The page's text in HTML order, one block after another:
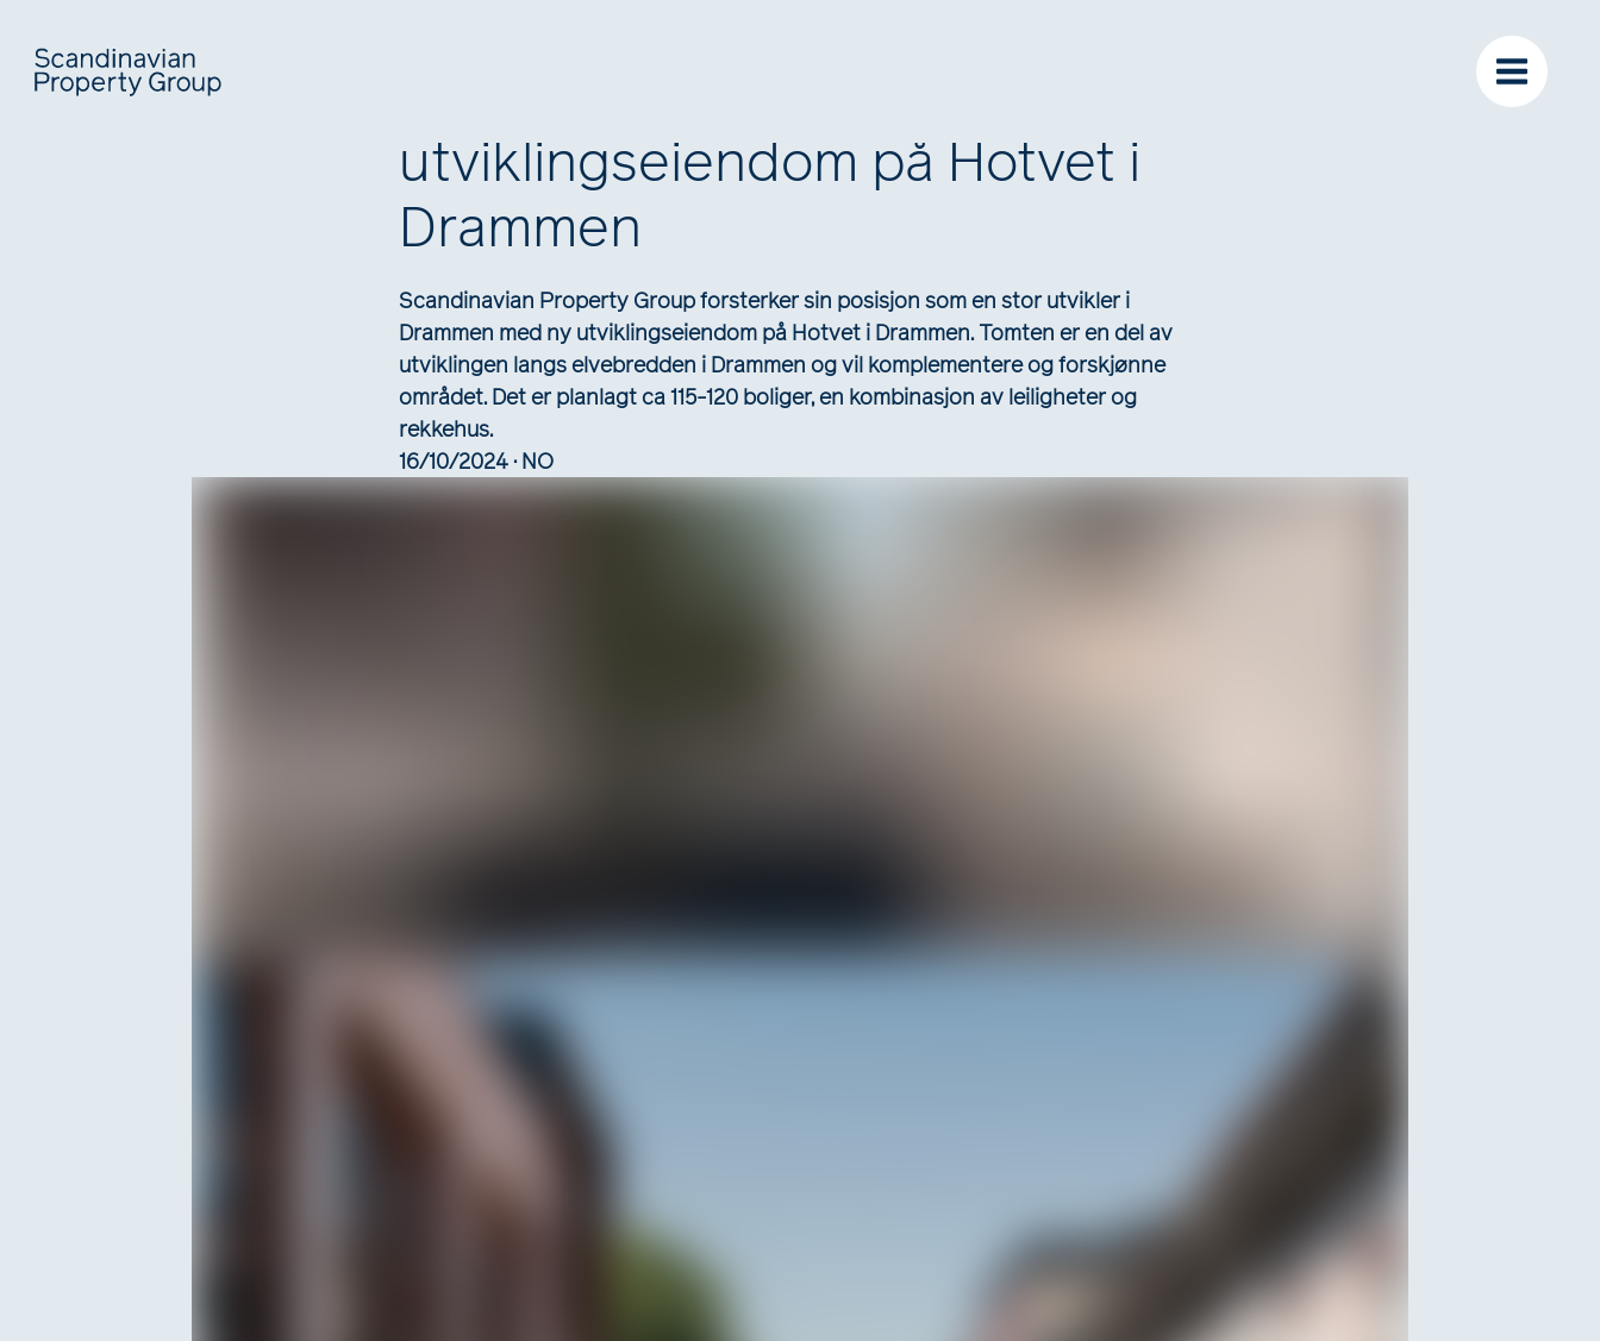
utviklingseiendom på Hotvet i
Drammen
Scandinavian Property Group forsterker sin posisjon som en stor utvikler i
Drammen med ny utviklingseiendom på Hotvet i Drammen. Tomten er en del av
utviklingen langs elvebredden i Drammen og vil komplementere og forskjønne
området. Det er planlagt ca 115-120 boliger, en kombinasjon av leiligheter og
rekkehus.
16/10/2024 · NO